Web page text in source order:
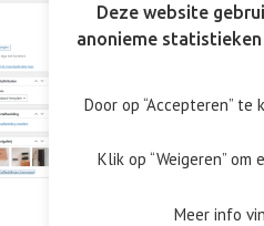
Deze website
anonieme
Door op “Accepteren”
Klik op “Weigeren”
Meer info